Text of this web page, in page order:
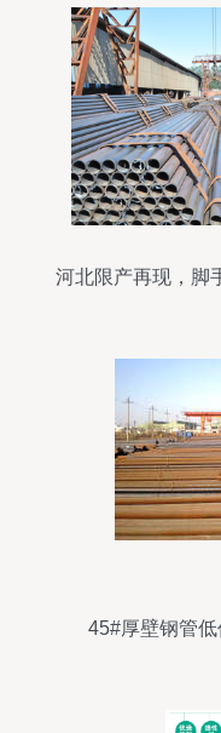
河北限产再现，
45#厚壁钢管